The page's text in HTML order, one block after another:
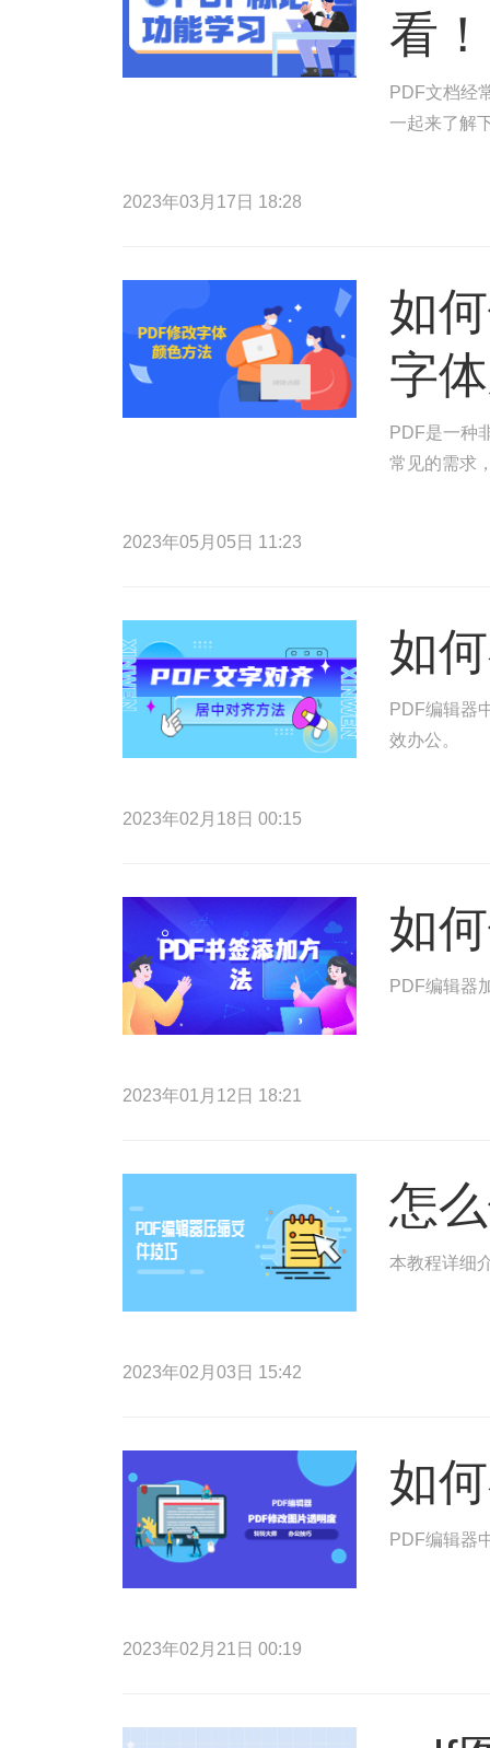
看！
PDF文档经
一起来了解
2023年03月17日 18:28
如
字
PDF是一种
常见的需求
2023年05月05日 11:23
如
PDF编辑器
效办公。
2023年02月18日 00:15
如
PDF编辑器
2023年01月12日 18:21
怎
本教程详细
2023年02月03日 15:42
如
PDF编辑器
2023年02月21日 00:19